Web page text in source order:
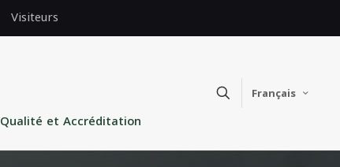
Visiteurs
Qualité et Accréditation
Français